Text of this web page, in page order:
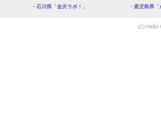
・石川県「金沢ラボ！」
・鹿児島県
(C) HitBit